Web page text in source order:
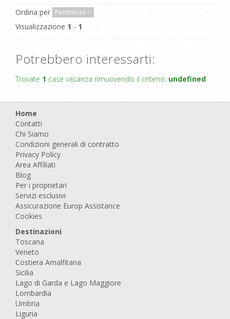
Ordina per Pertinenza
Visualizzazione 1 - 1
Potrebbero interessarti:
Trovate 1 case vacanza rimuovendo il criterio: undefined
Home
Contatti
Chi Siamo
Condizioni generali di contratto
Privacy Policy
Area Affiliati
Blog
Per i proprietari
Servizi esclusivi
Assicurazione Europ Assistance
Cookies
Destinazioni
Toscana
Veneto
Costiera Amalfitana
Sicilia
Lago di Garda e Lago Maggiore
Lombardia
Umbria
Liguria